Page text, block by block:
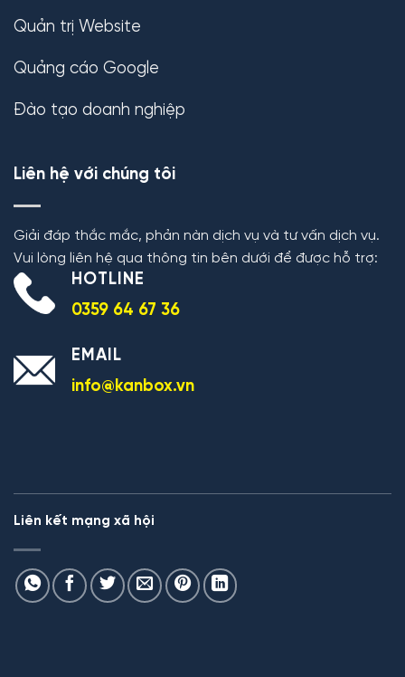
Quản trị Website
Quảng cáo Google
Đào tạo doanh nghiệp
Liên hệ với chúng tôi
Giải đáp thắc mắc, phản nàn dịch vụ và tư vấn dịch vụ.
Vui lòng liên hệ qua thông tin bên dưới để được hỗ trợ:
HOTLINE
0359 64 67 36
EMAIL
info@kanbox.vn
Liên kết mạng xã hội